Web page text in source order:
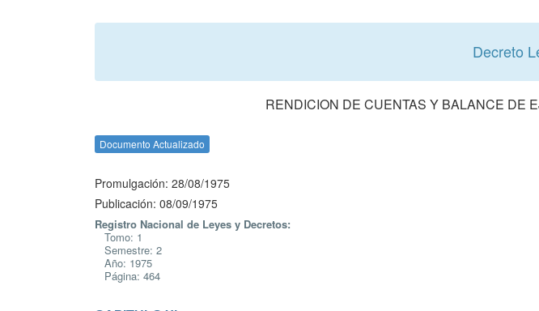
Decreto
RENDICION DE CUENTAS Y BALANCE DE
Documento Actualizado
Promulgación: 28/08/1975
Publicación: 08/09/1975
Registro Nacional de Leyes y Decretos:
Tomo: 1
Semestre: 2
Año: 1975
Página: 464